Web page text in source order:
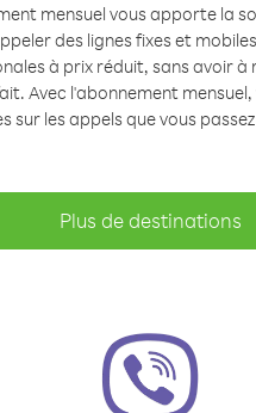
mensuel vous apporte la
des lignes fixes et mobiles
à prix réduit, sans avoir à
Avec l'abonnement
sur les appels que vous
Plus de destinations